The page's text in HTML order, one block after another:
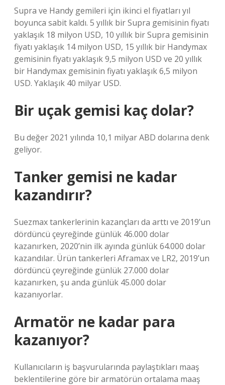
Supra ve Handy gemileri için ikinci el fiyatları yıl
boyunca sabit kaldı. 5 yıllık bir Supra gemisinin fiyatı
yaklaşık 18 milyon USD, 10 yıllık bir Supra gemisinin
fiyatı yaklaşık 14 milyon USD, 15 yıllık bir Handymax
gemisinin fiyatı yaklaşık 9,5 milyon USD ve 20 yıllık
bir Handymax gemisinin fiyatı yaklaşık 6,5 milyon
USD. Yaklaşık 40 milyar USD.
Bir uçak gemisi kaç dolar?
Bu değer 2021 yılında 10,1 milyar ABD dolarına denk
geliyor.
Tanker gemisi ne kadar
kazandırır?
Suezmax tankerlerinin kazançları da arttı ve 2019’un
dördüncü çeyreğinde günlük 46.000 dolar
kazanırken, 2020’nin ilk ayında günlük 64.000 dolar
kazandılar. Ürün tankerleri Aframax ve LR2, 2019’un
dördüncü çeyreğinde günlük 27.000 dolar
kazanırken, şu anda günlük 45.000 dolar
kazanıyorlar.
Armatör ne kadar para
kazanıyor?
Kullanıcıların iş başvurularında paylaştıkları maaş
beklentilerine göre bir armatörün ortalama maaş